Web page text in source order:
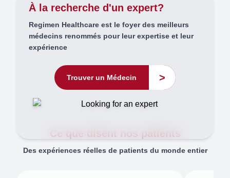
À la recherche d'un expert?
Regimen Healthcare est le foyer des meilleurs
médecins renommés pour leur expertise et leur
expérience
Trouver un Médecin >
Ce que disent nos patients
Des expériences réelles de patients du monde entier